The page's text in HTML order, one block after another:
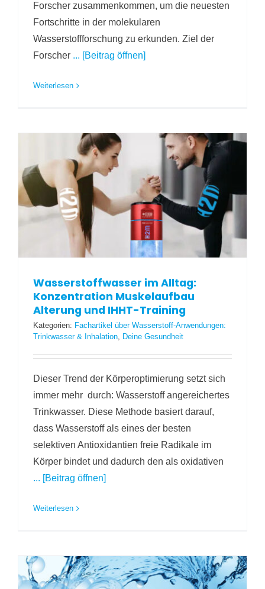
Forscher zusammenkommen, um die neuesten
Fortschritte in der molekularen
Wasserstoffforschung zu erkunden. Ziel der
Forscher ... [Beitrag öffnen]
Weiterlesen
Wasserstoffwasser im Alltag:
Konzentration Muskelaufbau
Alterung und IHHT-Training
Kategorien: Fachartikel über Wasserstoff-Anwendungen:
Trinkwasser & Inhalation, Deine Gesundheit
Dieser Trend der Körperoptimierung setzt sich
immer mehr durch: Wasserstoff angereichertes
Trinkwasser. Diese Methode basiert darauf,
dass Wasserstoff als eines der besten
selektiven Antioxidantien freie Radikale im
Körper bindet und dadurch den als oxidativen
... [Beitrag öffnen]
Weiterlesen